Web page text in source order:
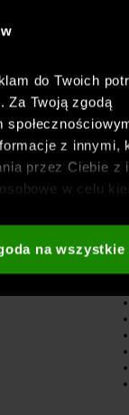
do Twoich
Za Twoją zgodą
z innymi,
przez Ciebie z
w celu
oraz sekcjina wszystkie
nogi?
w
Ile